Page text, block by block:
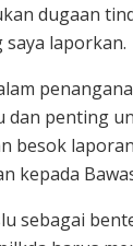
dugaan
laporkan.
dan penting
besok
kepada
sebagai